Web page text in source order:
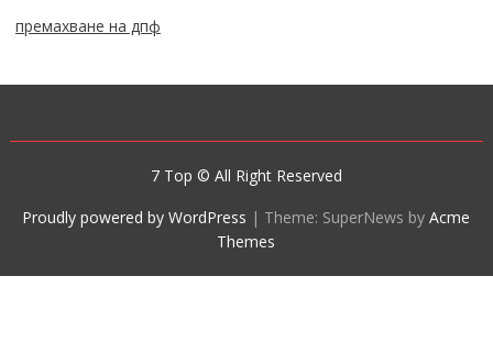
премахване на дпф
7 Top © All Right Reserved
Proudly powered by WordPress | Theme: SuperNews byAcme
Themes